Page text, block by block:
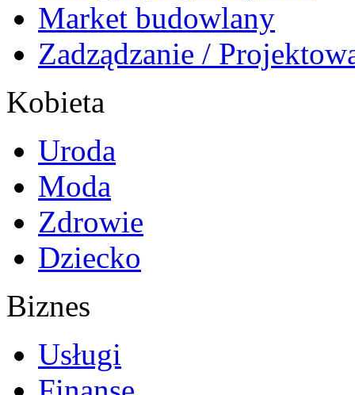
Market budowlany
Zadządzanie /
Kobieta
Uroda
Moda
Zdrowie
Dziecko
Biznes
Usługi